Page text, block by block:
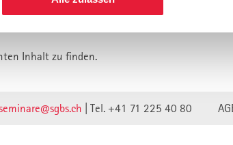
auf eine neue technische Basis gestellt.
Inhalt zu finden.
Tel. +41 71 225 40 80